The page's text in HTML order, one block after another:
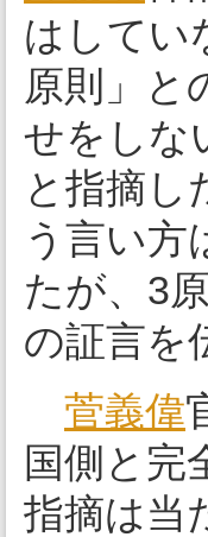
はしてい
原則」と
せをしな
と指摘し
う言い方
たが、3
の証言を
菅義偉
国側と完
指摘は当